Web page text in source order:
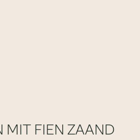
MIT FIEN ZAAND